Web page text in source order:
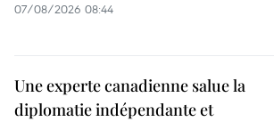
07/08/2026 08:44
Une experte canadienne salue la
diplomatie indépendante et